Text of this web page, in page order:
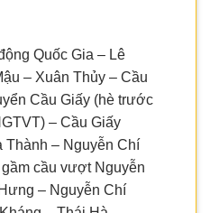
Quốc Gia – Lê
– Xuân Thủy – Cầu
Cầu Giấy (hè trước
– Cầu Giấy
– Nguyễn Chí
cầu vượt Nguyễn
– Nguyễn Chí